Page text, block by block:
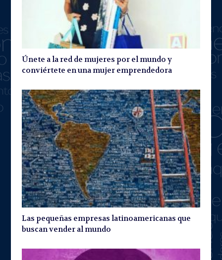
Únete a la red de mujeres por el mundo y
conviértete en una mujer emprendedora
Las pequeñas empresas latinoamericanas que
buscan vender al mundo